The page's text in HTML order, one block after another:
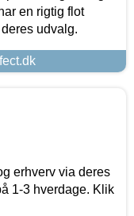
en rigtig flot
udvalg.
erhverv via deres
1-3 hverdage. Klik